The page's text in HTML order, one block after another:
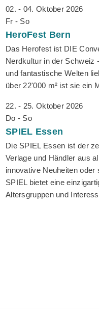
02. - 04. Oktober 2026
Fr - So
HeroFest Bern
Das Herofest ist DIE
Nerdkultur in der Schweiz
und fantastische Welten
über 22'000 m² ist sie ein
22. - 25. Oktober 2026
Do - So
SPIEL Essen
Die SPIEL Essen ist der
Verlage und Händler aus
innovative Neuheiten oder
SPIEL bietet eine
Altersgruppen und